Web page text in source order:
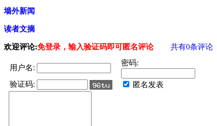
墙外新闻
读者文摘
欢迎评论:免登录，输入验证码即可匿名评论 共有0条评论
用户名:
密码:
验证码: 匿名发表